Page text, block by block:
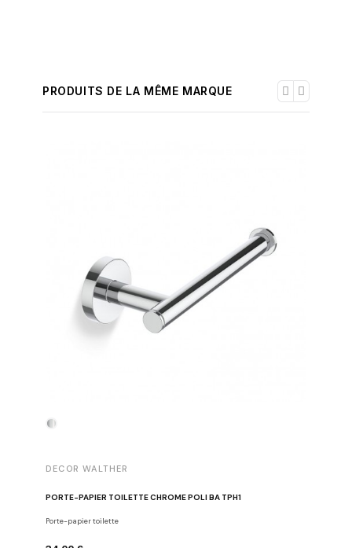
PRODUITS DE LA MÊME MARQUE
DECOR WALTHER
PORTE-PAPIER TOILETTE CHROME POLI BA TPH1
Porte-papier toilette